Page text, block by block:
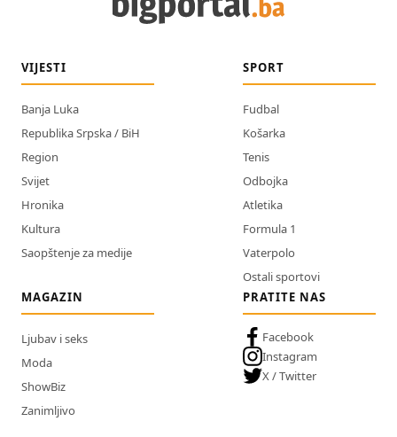
VIJESTI
Banja Luka
Republika Srpska / BiH
Region
Svijet
Hronika
Kultura
Saopštenje za medije
SPORT
Fudbal
Košarka
Tenis
Odbojka
Atletika
Formula 1
Vaterpolo
Ostali sportovi
MAGAZIN
Ljubav i seks
Moda
ShowBiz
Zanimljivo
PRATITE NAS
Facebook
Instagram
X / Twitter